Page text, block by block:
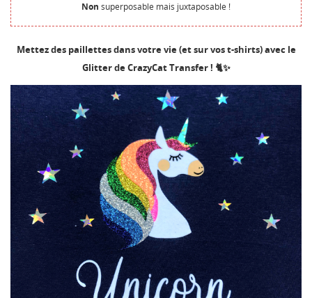
Non superposable mais juxtaposable !
Mettez des paillettes dans votre vie (et sur vos t-shirts) avec le
Glitter de CrazyCat Transfer ! 🐈✨